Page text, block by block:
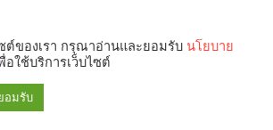
ต์ของเรา กรุณาอ่านและยอมรับ นโยบาย
อใช้บริการเว็บไซต์
อมรับ